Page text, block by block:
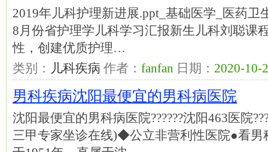
2019年儿科护理新进展.ppt_基础医学_医药
8月份省护理学儿科学习汇报新生儿科刘聪课程
性，创建优质护理…
类别： 儿科疾病 作者： fanfan 日期： 2020-10-
男科疾病沈阳最便宜的男科病医院
沈阳最便宜的男科病医院??????沈阳463医院
三甲专家坐诊在线)◆公立非营利性医院●看男